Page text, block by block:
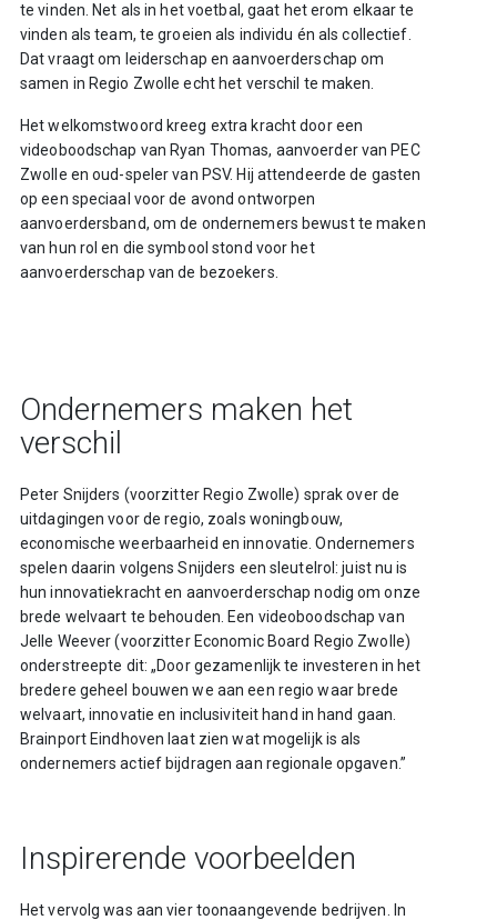
te vinden. Net als in het voetbal, gaat het erom elkaar te
vinden als team, te groeien als individu én als collectief.
Dat vraagt om leiderschap en aanvoerderschap om
samen in Regio Zwolle echt het verschil te maken.
Het welkomstwoord kreeg extra kracht door een
videoboodschap van Ryan Thomas, aanvoerder van PEC
Zwolle en oud-speler van PSV. Hij attendeerde de gasten
op een speciaal voor de avond ontworpen
aanvoerdersband, om de ondernemers bewust te maken
van hun rol en die symbool stond voor het
aanvoerderschap van de bezoekers.
Ondernemers maken het
verschil
Peter Snijders (voorzitter Regio Zwolle) sprak over de
uitdagingen voor de regio, zoals woningbouw,
economische weerbaarheid en innovatie. Ondernemers
spelen daarin volgens Snijders een sleutelrol: juist nu is
hun innovatiekracht en aanvoerderschap nodig om onze
brede welvaart te behouden. Een videoboodschap van
Jelle Weever (voorzitter Economic Board Regio Zwolle)
onderstreepte dit: „Door gezamenlijk te investeren in het
bredere geheel bouwen we aan een regio waar brede
welvaart, innovatie en inclusiviteit hand in hand gaan.
Brainport Eindhoven laat zien wat mogelijk is als
ondernemers actief bijdragen aan regionale opgaven.”
Inspirerende voorbeelden
Het vervolg was aan vier toonaangevende bedrijven. In